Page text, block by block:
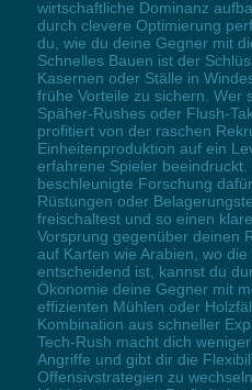
wirtschaftliche Dominanz
durch clevere Optimierung
du, wie du deine Gegner mit
Schnelles Bauen ist der
Kasernen oder Ställe in
frühe Vorteile zu sichern. Wer
Späher-Rushes oder Flush-
profitiert von der raschen
Einheitenproduktion auf ein
erfahrene Spieler
beschleunigte Forschung
Rüstungen oder
freischaltest und so einen
Vorsprung gegenüber deinen
auf Karten wie Arabien, wo
entscheidend ist, kannst du
Ökonomie deine Gegner mit
effizienten Mühlen oder
Kombination aus schneller
Tech-Rush macht dich
Angriffe und gibt dir die
Offensivstrategien zu